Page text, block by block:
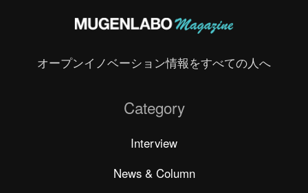
オープンイノベーション情報をすべての人へ
Category
Interview
News & Column